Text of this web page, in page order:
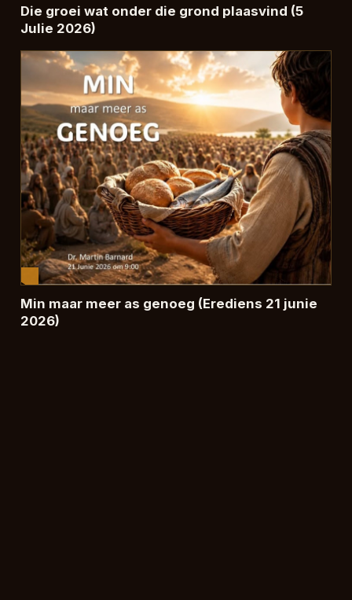
Die groei wat onder die grond plaasvind (5
Julie 2026)
Min maar meer as genoeg (Erediens 21 junie
2026)